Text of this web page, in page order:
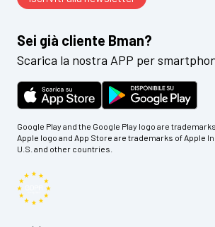
Sei già cliente Bman?
Scarica la nostra APP per
Google Play and the Google Play logo are
Apple logo and App Store are trademarks of Apple
U.S. and other countries.